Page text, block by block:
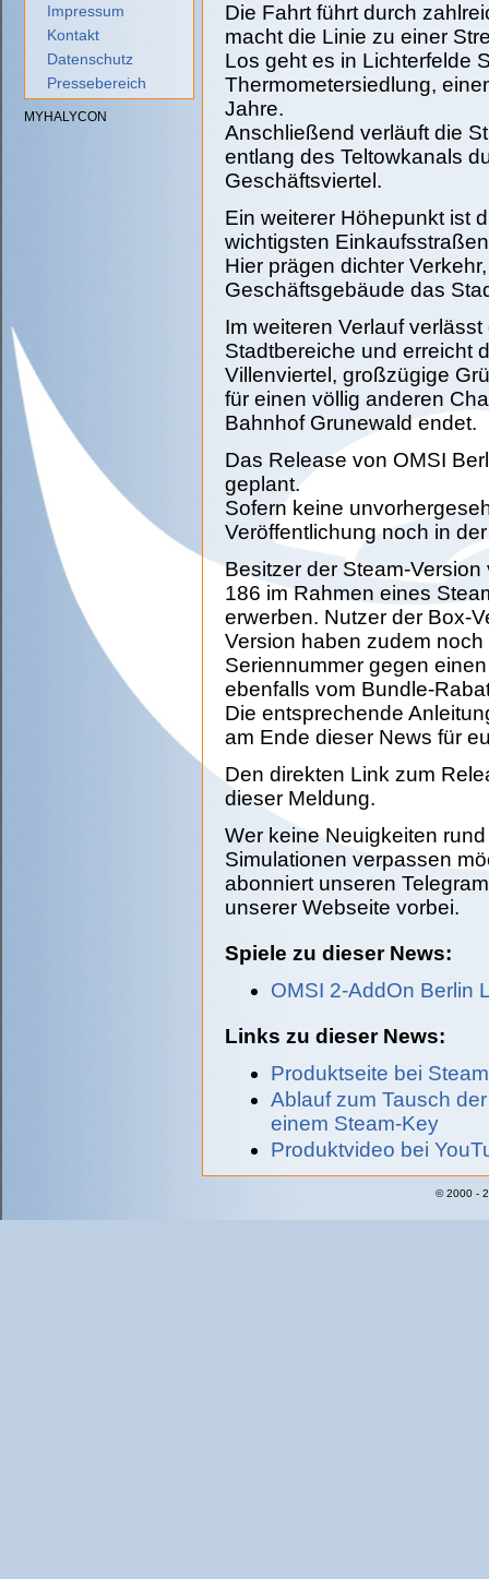
Impressum
Kontakt
Datenschutz
Pressebereich
MYHALYCON
Die Fahrt führt durch
macht die Linie zu einer
Los geht es in Lichterfelde
Thermometersiedlung,
Jahre.
Anschließend verläuft die
entlang des Teltowkanals
Geschäftsviertel.
Ein weiterer Höhepunkt ist
wichtigsten
Hier prägen dichter
Geschäftsgebäude das
Im weiteren Verlauf
Stadtbereiche und erreicht
Villenviertel, großzügige
für einen völlig anderen
Bahnhof Grunewald endet.
Das Release von OMSI
geplant.
Sofern keine
Veröffentlichung noch in
Besitzer der Steam-
186 im Rahmen eines
erwerben. Nutzer der Box-
Version haben zudem
Seriennummer gegen
ebenfalls vom Bundle-
Die entsprechende
am Ende dieser News für
Den direkten Link zum
dieser Meldung.
Wer keine Neuigkeiten
Simulationen verpassen
abonniert unseren
unserer Webseite vorbei.
Spiele zu dieser News:
OMSI 2-AddOn Berlin
Links zu dieser News:
Produktseite bei Steam
Ablauf zum Tausch
einem Steam-Key
Produktvideo bei
© 2000 -